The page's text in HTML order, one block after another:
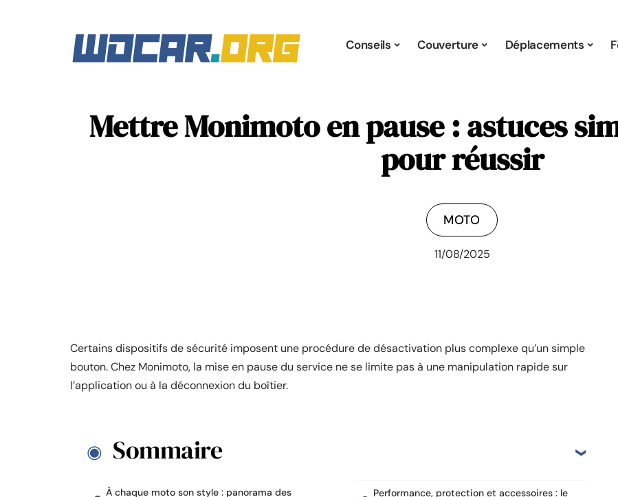
Conseils Couverture Déplacements
Mettre Monimoto en pause : astuces
pour réussir
MOTO
11/08/2025
Certains dispositifs de sécurité imposent une procédure de désactivation plus complexe qu’un simple
bouton. Chez Monimoto, la mise en pause du service ne se limite pas à une manipulation rapide sur
l’application ou à la déconnexion du boîtier.
Sommaire
À chaque moto son style : panorama des
Performance, protection et accessoires : le